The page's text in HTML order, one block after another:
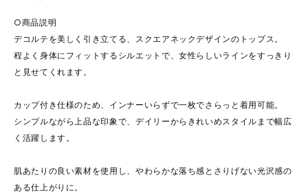
○商品説明
デコルテを美しく引き立てる、スクエアネックデザインのトップス。
程よく身体にフィットするシルエットで、女性らしいラインをすっきり
と見せてくれます。
カップ付き仕様のため、インナーいらずで一枚でさらっと着用可能。
シンプルながら上品な印象で、デイリーからきれいめスタイルまで幅広
く活躍します。
肌あたりの良い素材を使用し、やわらかな落ち感とさりげない光沢感の
ある仕上がりに。